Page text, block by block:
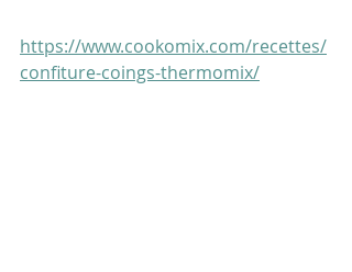
https://www.cookomix.com/recettes/
confiture-coings-thermomix/